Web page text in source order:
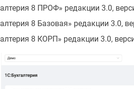
8 ПРОФ» редакции 3.0,
8 Базовая» редакции 3.0,
8 КОРП» редакции 3.0,